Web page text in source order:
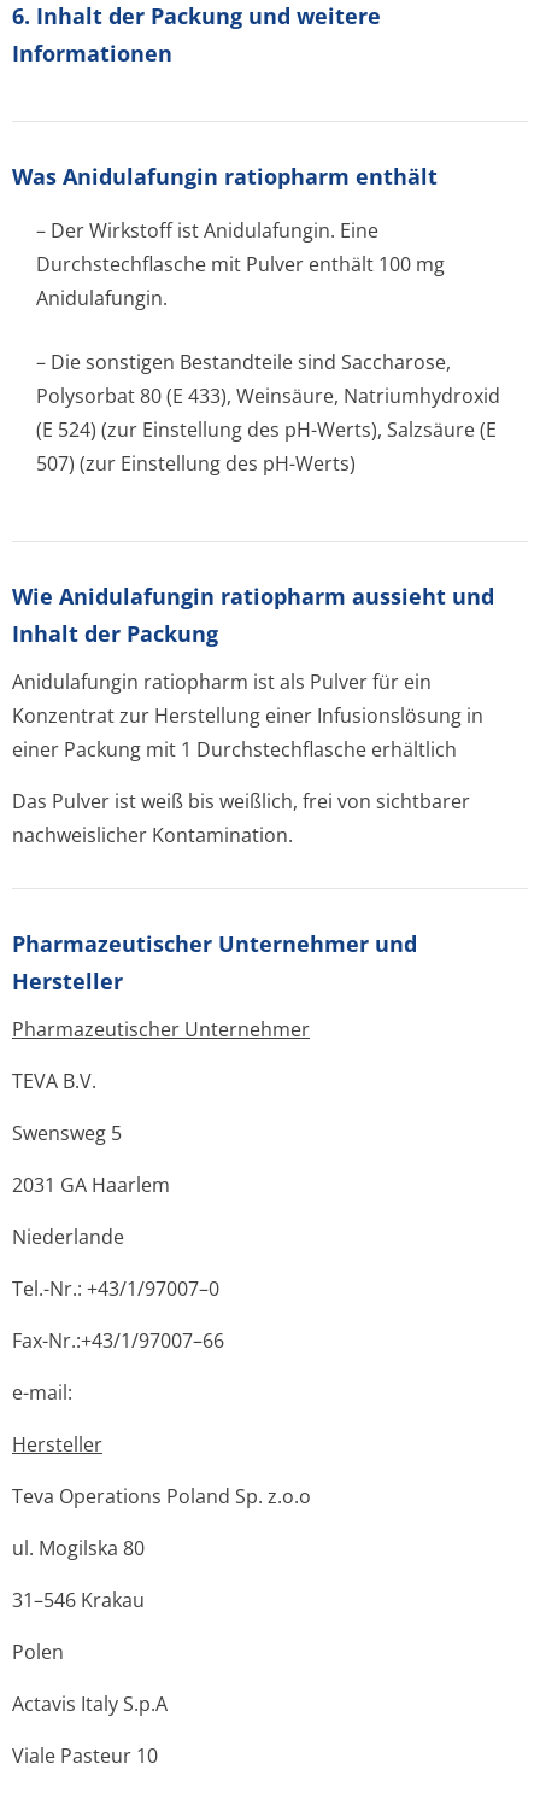
6. Inhalt der Packung und weitere
Informationen
Was Anidulafungin ratiopharm enthält
– Der Wirkstoff ist Anidulafungin. Eine
Durchstechflasche mit Pulver enthält 100 mg
Anidulafungin.
– Die sonstigen Bestandteile sind Saccharose,
Polysorbat 80 (E 433), Weinsäure, Natriumhydroxid
(E 524) (zur Einstellung des pH-Werts), Salzsäure (E
507) (zur Einstellung des pH-Werts)
Wie Anidulafungin ratiopharm aussieht und
Inhalt der Packung
Anidulafungin ratiopharm ist als Pulver für ein
Konzentrat zur Herstellung einer Infusionslösung in
einer Packung mit 1 Durchstechflasche erhältlich
Das Pulver ist weiß bis weißlich, frei von sichtbarer
nachweislicher Kontamination.
Pharmazeutischer Unternehmer und
Hersteller
Pharmazeutischer Unternehmer
TEVA B.V.
Swensweg 5
2031 GA Haarlem
Niederlande
Tel.-Nr.: +43/1/97007–0
Fax-Nr.:+43/1/97007–66
e-mail:
Hersteller
Teva Operations Poland Sp. z.o.o
ul. Mogilska 80
31–546 Krakau
Polen
Actavis Italy S.p.A
Viale Pasteur 10